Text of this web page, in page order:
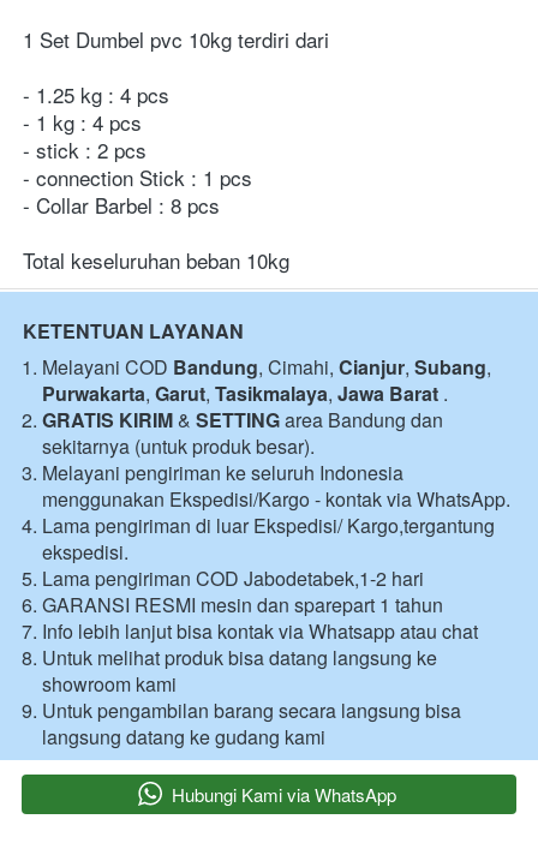
1 Set Dumbel pvc 10kg terdiri dari
- 1.25 kg : 4 pcs
- 1 kg : 4 pcs
- stick : 2 pcs
- connection Stick : 1 pcs
- Collar Barbel : 8 pcs
Total keseluruhan beban 10kg
KETENTUAN LAYANAN
Melayani COD Bandung, Cimahi, Cianjur, Subang
Purwakarta, Garut, Tasikmalaya, Jawa Barat .
GRATIS KIRIM & SETTING area Bandung dan
sekitarnya (untuk produk besar).
Melayani pengiriman ke seluruh Indonesia
menggunakan Ekspedisi/Kargo - kontak via WhatsApp.
Lama pengiriman di luar Ekspedisi/ Kargo,tergantung
ekspedisi.
Lama pengiriman COD Jabodetabek,1-2 hari
GARANSI RESMI mesin dan sparepart 1 tahun
Info lebih lanjut bisa kontak via Whatsapp atau chat
Untuk melihat produk bisa datang langsung ke
showroom kami
Untuk pengambilan barang secara langsung bisa
langsung datang ke gudang kami
` Hubungi Kami via WhatsApp